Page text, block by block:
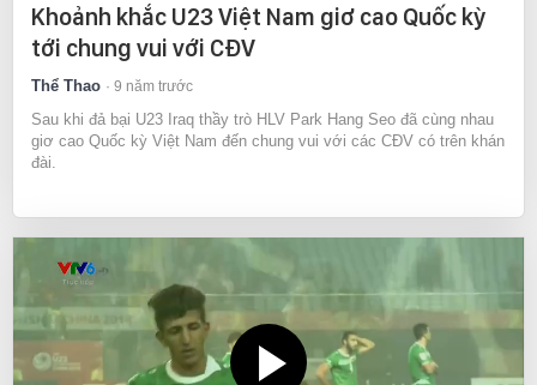
Khoảnh khắc U23 Việt Nam giơ cao Quốc kỳ
tới chung vui với CĐV
Thể Thao 9 năm trước
Sau khi đả bại U23 Iraq thầy trò HLV Park Hang Seo đã cùng nhau
giơ cao Quốc kỳ Việt Nam đến chung vui với các CĐV có trên khán
đài.